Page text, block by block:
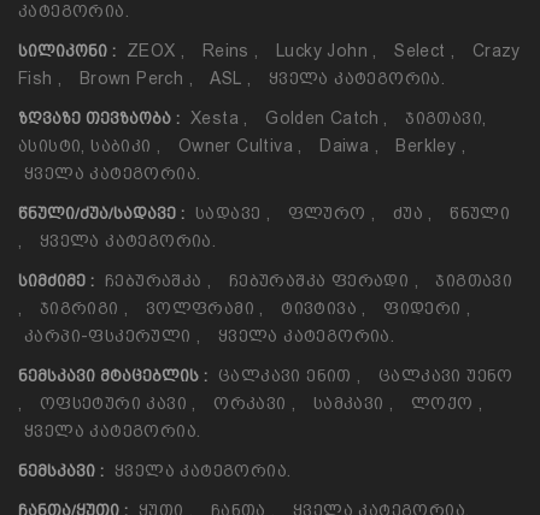
Კატეგორია.
ᲡᲘᲚᲘᲙᲝᲜᲘ : ZEOX , Reins , Lucky John , Select ,
Crazy
Fish , Brown Perch , ASL , Ყველა Კატეგორია.
ᲖᲦᲕᲐᲖᲔ ᲗᲔᲕᲖᲐᲝᲑᲐ : Xesta , Golden Catch ,
Ჯიგთავი,
Ასისტი, Საბიკი , Owner Cultiva , Daiwa , Berkley ,
Ყველა Კატეგორია.
ᲬᲜᲣᲚᲘ/ᲫᲣᲐ/ᲡᲐᲓᲐᲕᲔ : Სადავე , Ფლურო , Ძუა ,
Წნული
,
Ყველა Კატეგორია.
ᲡᲘᲛᲫᲘᲛᲔ : Ჩებურაშკა , Ჩებურაშკა Ფერადი ,
Ჯიგთავი
,
Ჯიგრიგი , Ვოლფრამი , Ტივტივა , Ფიდერი ,
Კარპი-Ფსკერული , Ყველა Კატეგორია.
ᲜᲔᲛᲡᲙᲐᲕᲘ ᲛᲢᲐᲪᲔᲑᲚᲘᲡ : Ცალკავი Ენით ,
Ცალკავი Უენო
,
Ოფსეტური Კავი , Ორკავი , Სამკავი , Ლოქო ,
Ყველა Კატეგორია.
ᲜᲔᲛᲡᲙᲐᲕᲘ : Ყველა Კატეგორია.
ᲩᲐᲜᲗᲐ/ᲧᲣᲗᲘ : Ყუთი , Ჩანთა , Ყველა Კატეგორია.